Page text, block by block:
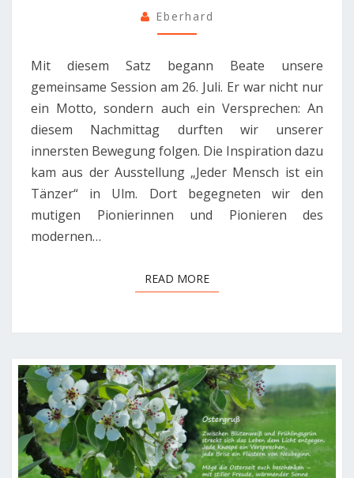
–
WENN
ZUR
BEFREIUNG
WIRD
Eberhard
Mit diesem Satz begann Beate unsere
gemeinsame Session am 26. Juli. Er war nicht nur
ein Motto, sondern auch ein Versprechen: An
diesem Nachmittag durften wir unserer
innersten Bewegung folgen. Die Inspiration dazu
kam aus der Ausstellung „Jeder Mensch ist ein
Tänzer“ in Ulm. Dort begegneten wir den
mutigen Pionierinnen und Pionieren des
modernen…
READ MOREREAD MORE